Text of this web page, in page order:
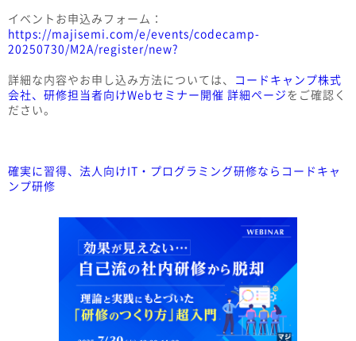
イベントお申込みフォーム：
https://majisemi.com/e/events/codecamp-
20250730/M2A/register/new?
詳細な内容やお申し込み方法については、 コードキャンプ株式
会社、研修担当者向けWebセミナー開催 詳細ページをご確認く
ださい。
確実に習得、法人向けIT・プログラミング研修ならコードキャ
ンプ研修